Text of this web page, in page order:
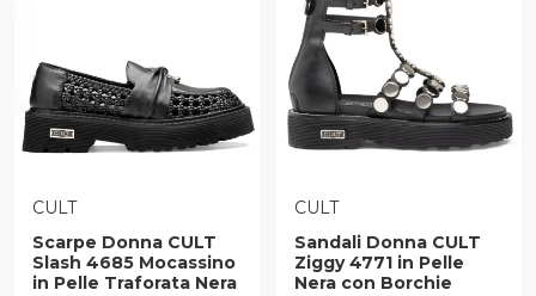
VENDITORE:
CULT
Scarpe Donna CULT
Slash 4685 Mocassino
in Pelle Traforata Nera
VENDITORE:
CULT
Sandali Donna CULT
Ziggy 4771 in Pelle
Nera con Borchie